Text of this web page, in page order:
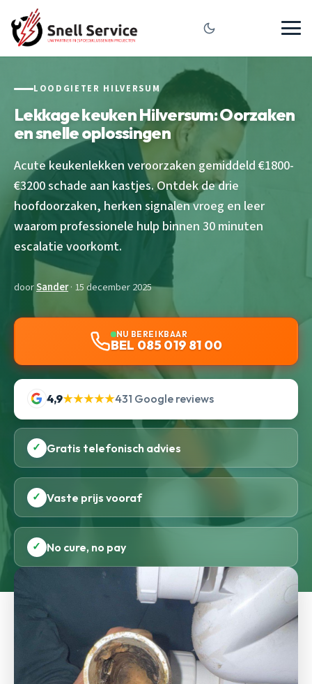
LOODGIETER HILVERSUM
Lekkage keuken Hilversum: Oorzaken
en snelle oplossingen
Acute keukenlekken veroorzaken gemiddeld €1800-
€3200 schade aan kastjes. Ontdek de drie
hoofdoorzaken, herken signalen vroeg en leer
waarom professionele hulp binnen 30 minuten
escalatie voorkomt.
doorSander· 15 december 2025
NU BEREIKBAAR
BEL 085 019 81 00
4,9★★★★★431 Google reviews
✓ Gratis telefonisch advies
✓ Vaste prijs vooraf
✓ No cure, no pay